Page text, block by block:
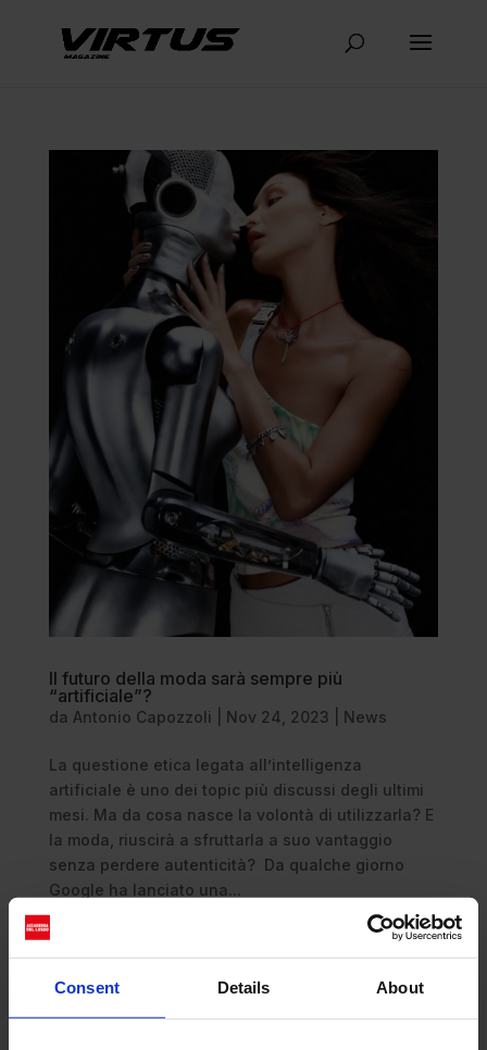
Consent Details About
Il futuro della moda sarà sempre più
“artificiale”?
da Antonio Capozzoli Nov 24, 2023 News
La questione etica legata all’intelligenza
artificiale è uno dei topic più discussi degli ultimi
mesi. Ma da cosa nasce la volontà di utilizzarla? E
la moda, riuscirà a sfruttarla a suo vantaggio
senza perdere autenticità? Da qualche giorno
Google ha lanciato una...